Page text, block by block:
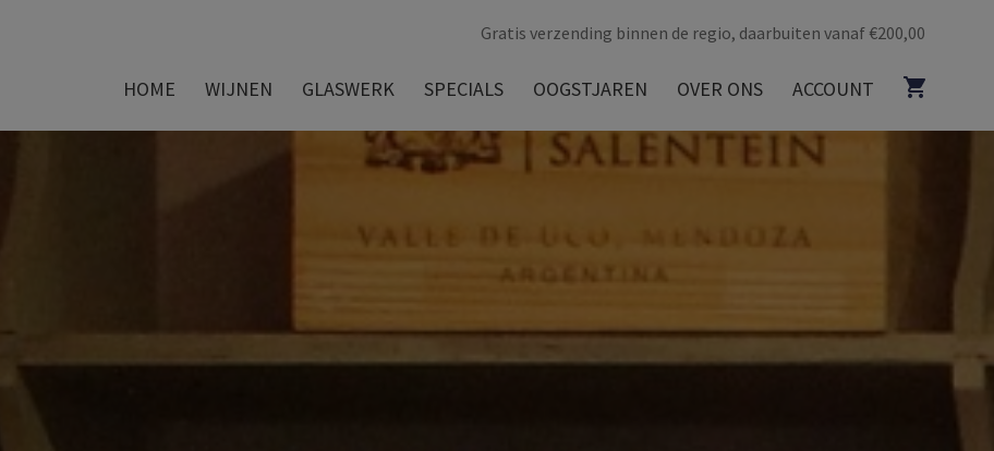
Gratis verzending binnen de regio, daarbuiten vanaf €200,00
HOME WIJNEN GLASWERK SPECIALS OOGSTJAREN OVER ONS ACCOUNT